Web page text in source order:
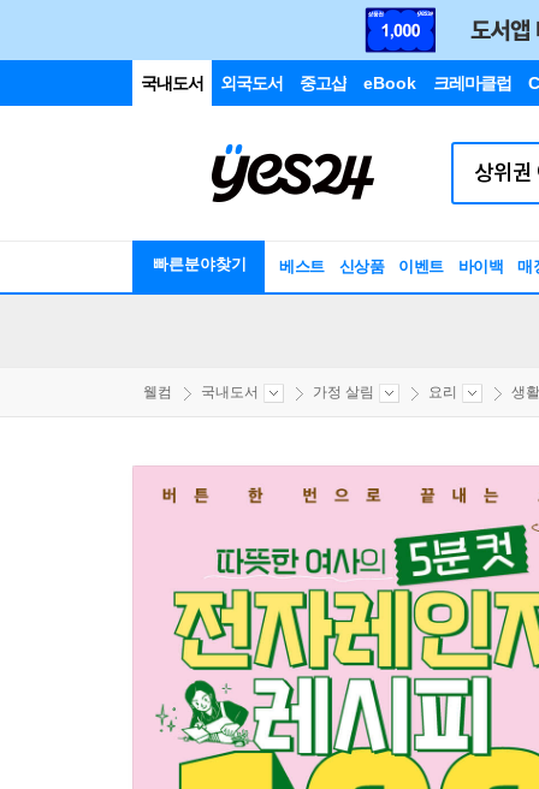
국내도서 외국도서 중고샵 eBook 크레마클럽
빠른분야찾기 베스트 신상품 이벤트 바이백 매
웰컴 국내도서 가정 살림 요리 생